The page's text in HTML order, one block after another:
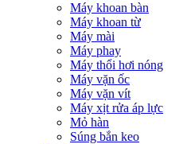
Máy khoan bàn
Máy khoan từ
Máy mài
Máy phay
Máy thổi hơi nóng
Máy vặn ốc
Máy vặn vít
Máy xịt rửa áp lực
Mỏ hàn
Súng bắn keo